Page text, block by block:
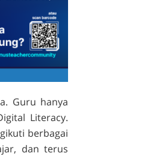
Guru hanya
Literacy.
berbagai
dan terus